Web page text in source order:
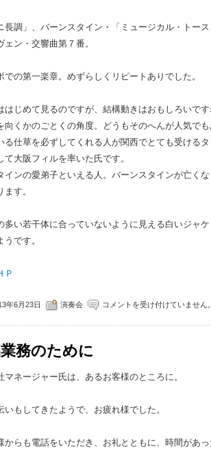
長調」、バーンスタイン・「ミュージカル・トー
ン・交響曲第７番。
の第一楽章。めずらしくリピートありでした。
はじめて見るのですが、結構動きはおもしろいで
向くかのごとくの角度。どうもそのへんが人気で
る仕草を必ずしてくれる人が関西でとても受ける
大阪フィルを率いた氏です。
インの愛弟子といえる人。バーンスタインが亡く
す。
多い若干体に合っていないように見える白いジャ
です。
Ｐ
年6月23日 演奏会 コメントを受け付けていません
務のために
ネージャー氏は、あるお客様のところに。
もしてきたようで、お疲れ様でした。
からも電話をいただき、お礼とともに、時間があ